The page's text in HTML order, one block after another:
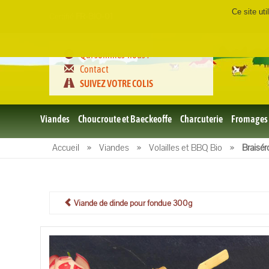
Qui sommes-nous ?
Contact
SUIVEZ VOTRE COLIS
Viandes
Le porc
et BBQ
et BBQ
Bio
L'agneau
et BBQ
Choucroute et Baeckeoffe Charcuterie Fromages
Accueil » Viandes » Volailles et BBQ Bio »
Viande de dinde pour fondue 300g
Ce site